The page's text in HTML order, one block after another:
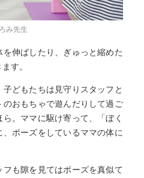
み先生
伸ばしたり、ぎゅっと縮めた
す。
どもたちは見守りスタッフと
おもちゃで遊んだりして過ご
。ママに駆け寄って、「ぼく
ポーズをしているママの体に
も隙を見てはポーズを真似て